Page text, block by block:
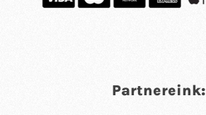
Partnereink: